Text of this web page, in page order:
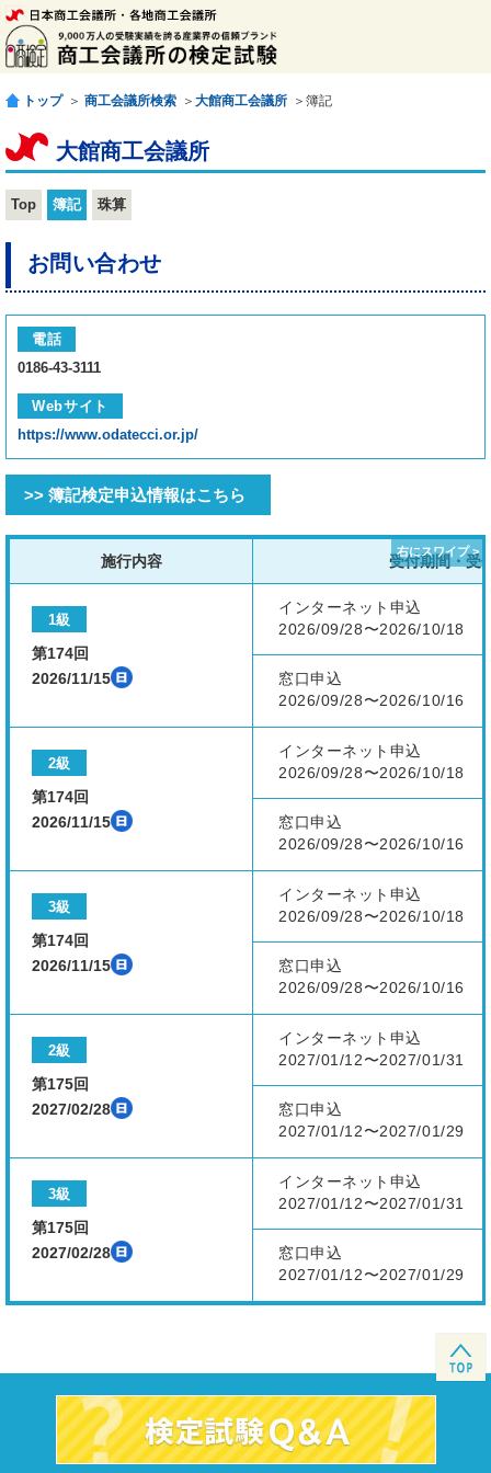
トップ ＞ 商工会議所検索 ＞ 大館商工会議所 ＞簿記
大館商工会議所
Top 簿記 珠算
お問い合わせ
電話
0186-43-3111
Webサイト
https://www.odatecci.or.jp/
>> 簿記検定申込情報はこちら
施行内容 受付期間・受
1級
第174回
2026/11/15
インターネット申込
2026/09/28〜2026/10/18
窓口申込
2026/09/28〜2026/10/16
2級
第174回
2026/11/15
インターネット申込
2026/09/28〜2026/10/18
窓口申込
2026/09/28〜2026/10/16
3級
第174回
2026/11/15
インターネット申込
2026/09/28〜2026/10/18
窓口申込
2026/09/28〜2026/10/16
2級
第175回
2027/02/28
インターネット申込
2027/01/12〜2027/01/31
窓口申込
2027/01/12〜2027/01/29
3級
第175回
2027/02/28
インターネット申込
2027/01/12〜2027/01/31
窓口申込
2027/01/12〜2027/01/29